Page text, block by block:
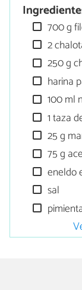
700 g
2
250 g
harina
100 ml
1 taza
25 g
75 g
eneldo
sal